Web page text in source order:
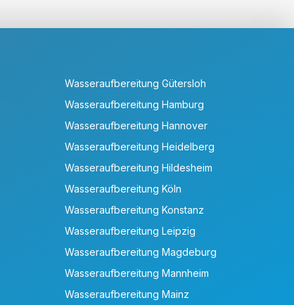
Wasseraufbereitung Gütersloh
Wasseraufbereitung Hamburg
Wasseraufbereitung Hannover
Wasseraufbereitung Heidelberg
Wasseraufbereitung Hildesheim
Wasseraufbereitung Köln
Wasseraufbereitung Konstanz
Wasseraufbereitung Leipzig
Wasseraufbereitung Magdeburg
Wasseraufbereitung Mannheim
Wasseraufbereitung Mainz